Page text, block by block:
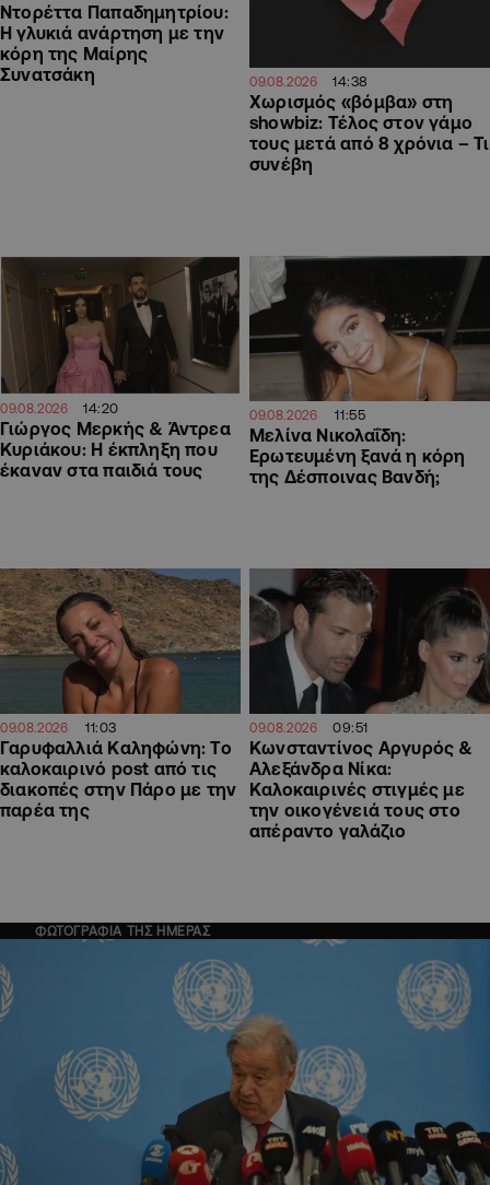
Ντορέττα Παπαδημητρίου:
Η γλυκιά ανάρτηση με την
κόρη της Μαίρης
Συνατσάκη
09.08.2026 14:38
Χωρισμός «βόμβα» στη
showbiz: Τέλος στον γάμο
τους μετά από 8 χρόνια – Τι
συνέβη
09.08.2026 14:20
Γιώργος Μερκής & Άντρεα
Κυριάκου: Η έκπληξη που
έκαναν στα παιδιά τους
09.08.2026 11:55
Μελίνα Νικολαΐδη:
Ερωτευμένη ξανά η κόρη
της Δέσποινας Βανδή;
09.08.2026 11:03
Γαρυφαλλιά Καληφώνη: To
καλοκαιρινό post από τις
διακοπές στην Πάρο με την
παρέα της
09.08.2026 09:51
Κωνσταντίνος Αργυρός &
Αλεξάνδρα Νίκα:
Καλοκαιρινές στιγμές με
την οικογένειά τους στο
απέραντο γαλάζιο
ΦΩΤΟΓΡΑΦΙΑ ΤΗΣ ΗΜΕΡΑΣ